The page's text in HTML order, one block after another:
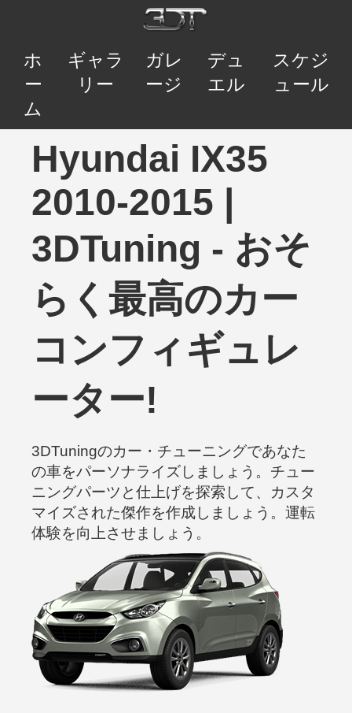
ホ
ー
ム
ギャラ
リー
ガレ
ージ
デュ
エル
スケジ
ュール
Hyundai IX35
2010-2015 |
3DTuning - おそ
らく最高のカー
コンフィギュレ
ーター!
3DTuningのカー・チューニングであなた
の車をパーソナライズしましょう。チュー
ニングパーツと仕上げを探索して、カスタ
マイズされた傑作を作成しましょう。運転
体験を向上させましょう。